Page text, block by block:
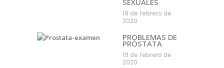
SEXUALES
19 de febrero de
2020
PROBLEMAS DE
PRÓSTATA
19 de febrero de
2020